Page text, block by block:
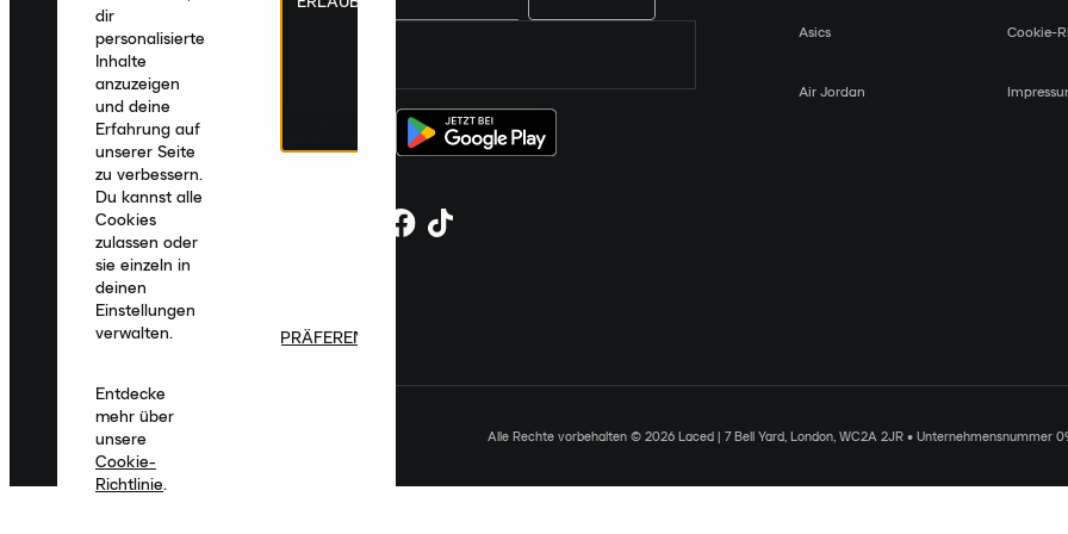
Asics
Air Jordan
Cookie-
Alle Rechte vorbehalten © 2026 Laced | 7 Bell Yard, London, WC2A 2JR • Unternehmensnummer
dir
personalisierte
Inhalte
anzuzeigen
und deine
Erfahrung auf
unserer Seite
zu verbessern.
Du kannst alle
Cookies
zulassen oder
sie einzeln in
deinen
Einstellungen
verwalten.
Entdecke
mehr über
unsere
Cookie-
Richtlinie.
PRÄFERENZEN